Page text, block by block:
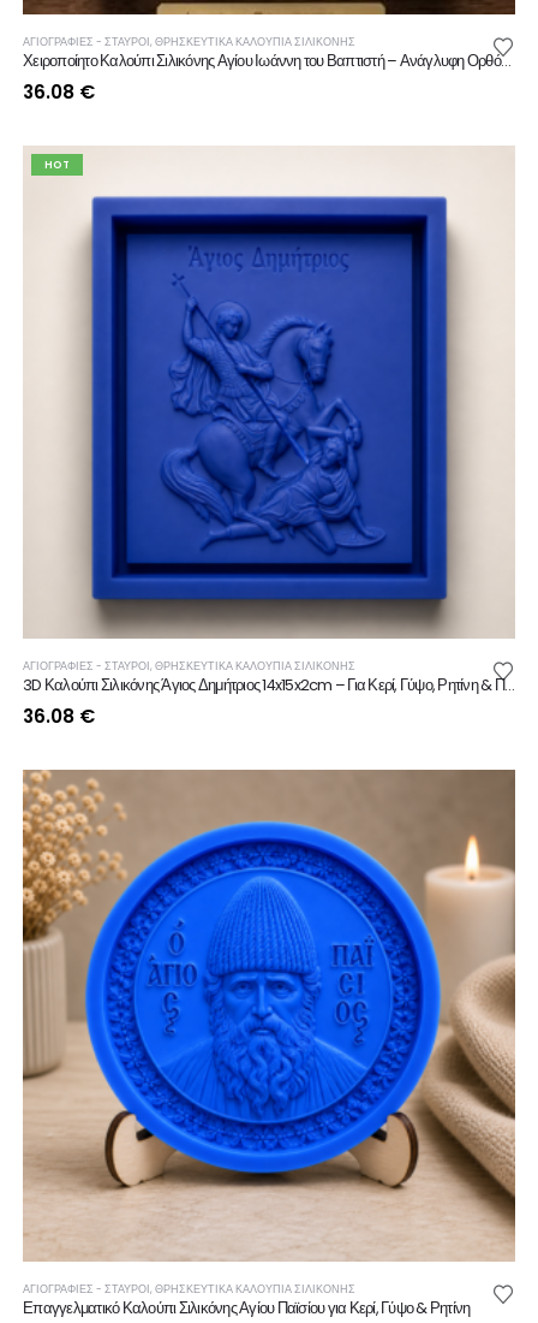
ΑΓΙΟΓΡΑΦΙΕΣ - ΣΤΑΥΡΟΙ,ΘΡΗΣΚΕΥΤΙΚΆ ΚΑΛΟΎΠΙΑ ΣΙΛΙΚΌΝΗΣ
Χειροποίητο Καλούπι Σιλικόνης Αγίου Ιωάννη του Βαπτιστή – Ανάγλυφη Ορθόδοξη Εικόνα για Κερί, Γύψο & Ρητίνη
36.08 €
HOT
ΑΓΙΟΓΡΑΦΙΕΣ - ΣΤΑΥΡΟΙ,ΘΡΗΣΚΕΥΤΙΚΆ ΚΑΛΟΎΠΙΑ ΣΙΛΙΚΌΝΗΣ
3D Καλούπι Σιλικόνης Άγιος Δημήτριος 14x15x2cm – Για Κερί, Γύψο, Ρητίνη & Πορσελάνη
36.08 €
ΑΓΙΟΓΡΑΦΙΕΣ - ΣΤΑΥΡΟΙ,ΘΡΗΣΚΕΥΤΙΚΆ ΚΑΛΟΎΠΙΑ ΣΙΛΙΚΌΝΗΣ
Επαγγελματικό Καλούπι Σιλικόνης Αγίου Παϊσίου για Κερί, Γύψο & Ρητίνη